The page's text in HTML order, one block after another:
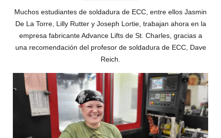
Muchos estudiantes de soldadura de ECC, entre ellos Jasmin
De La Torre, Lilly Rutter y Joseph Lortie, trabajan ahora en la
empresa fabricante Advance Lifts de St. Charles, gracias a
una recomendación del profesor de soldadura de ECC, Dave
Reich.